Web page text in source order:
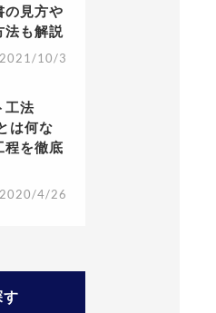
の見方や
法も解説
2021/10/3
工法
は何な
程を徹底
2020/4/26
す